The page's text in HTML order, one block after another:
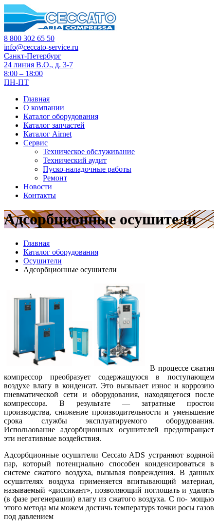
8 800 302 65 50
info@ceccato-service.ru
Санкт-Петербург
24 линия В.О., д. 3-7
8:00 – 18:00
ПН-ПТ
Главная
О компании
Каталог оборудования
Каталог запчастей
Каталог Airnet
Сервис
Техническое обслуживание
Технический аудит
Пуско-наладочные работы
Ремонт
Новости
Контакты
Адсорбционные осушители
Главная
Каталог оборудования
Осушители
Адсорбционные осушители
В процессе сжатия
компрессор преобразует содержащуюся в поступающем
воздухе влагу в конденсат. Это вызывает износ и коррозию
пневматической сети и оборудования, находящегося после
компрессора. В результате — затратные простои
производства, снижение производительности и уменьшение
срока службы эксплуатируемого оборудования.
Использование адсорбционных осушителей предотвращает
эти негативные воздействия.
Адсорбционные осушители Ceccato ADS устраняют водяной
пар, который потенциально способен конденсироваться в
системе сжатого воздуха, вызывая повреждения. В данных
осушителях воздуха применяется впитывающий материал,
называемый «диссикант», позволяющий поглощать и удалять
(в фазе регенерации) влагу из сжатого воздуха. С по- мощью
этого метода мы можем достичь температурs точки росы газов
под давлением